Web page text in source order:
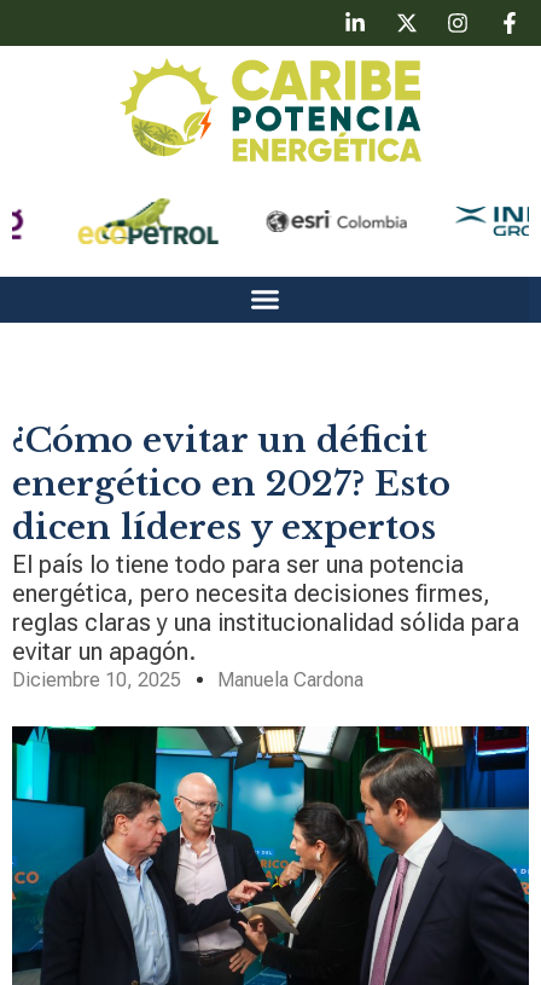
¿Cómo evitar un déficit
energético en 2027? Esto
dicen líderes y expertos
El país lo tiene todo para ser una potencia
energética, pero necesita decisiones firmes,
reglas claras y una institucionalidad sólida para
evitar un apagón.
Diciembre 10, 2025 Manuela Cardona